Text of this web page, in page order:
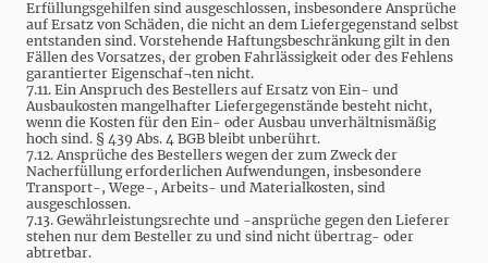
Erfüllungsgehilfen sind ausgeschlossen, insbesondere Ansprüche
auf Ersatz von Schäden, die nicht an dem Liefergegenstand selbst
entstanden sind. Vorstehende Haftungsbeschränkung gilt in den
Fällen des Vorsatzes, der groben Fahrlässigkeit oder des Fehlens
garantierter Eigenschaf¬ten nicht.
7.11. Ein Anspruch des Bestellers auf Ersatz von Ein- und
Ausbaukosten mangelhafter Liefergegenstände besteht nicht,
wenn die Kosten für den Ein- oder Ausbau unverhältnismäßig
hoch sind. § 439 Abs. 4 BGB bleibt unberührt.
7.12. Ansprüche des Bestellers wegen der zum Zweck der
Nacherfüllung erforderlichen Aufwendungen, insbesondere
Transport-, Wege-, Arbeits- und Materialkosten, sind
ausgeschlossen.
7.13. Gewährleistungsrechte und -ansprüche gegen den Lieferer
stehen nur dem Besteller zu und sind nicht übertrag- oder
abtretbar.